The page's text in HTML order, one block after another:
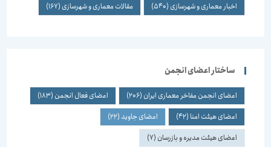
اخبار معماری و شهرسازی(540) مقالات معماری و شهرسازی(167)
ساختار اعضای انجمن
اعضای انجمن مفاخر معماری ایران(206) اعضای فعال انجمن(183)
اعضای هیئت امنا (42) اعضای جاوید(22)
اعضای هیئت مدیره و بازرسان(7)